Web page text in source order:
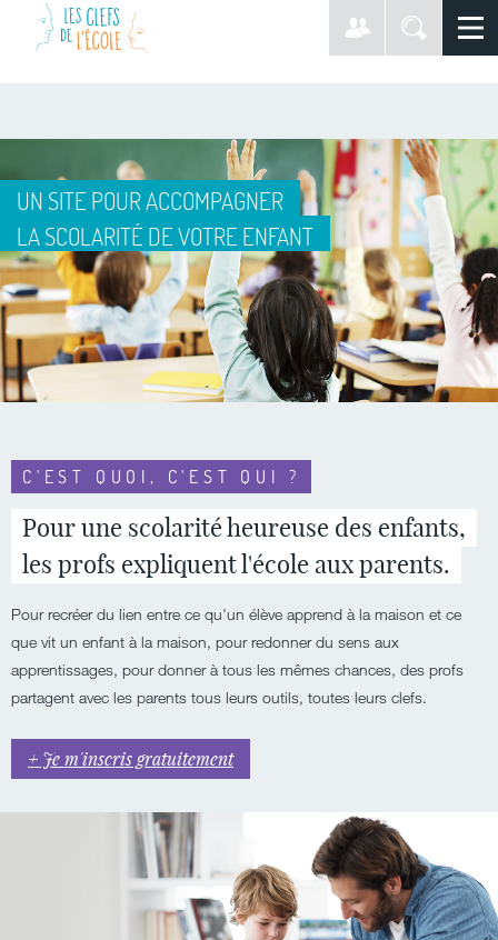
UN SITE POUR ACCOMPAGNER
LA SCOLARITÉ DE VOTRE ENFANT
C'EST QUOI, C'EST QUI ?
Pour une scolarité heureuse des enfants,
les profs expliquent l'école aux parents.
Pour recréer du lien entre ce qu'un élève apprend à la maison et ce
que vit un enfant à la maison, pour redonner du sens aux
apprentissages, pour donner à tous les mêmes chances, des profs
partagent avec les parents tous leurs outils, toutes leurs clefs.
+ Je m'inscris gratuitement